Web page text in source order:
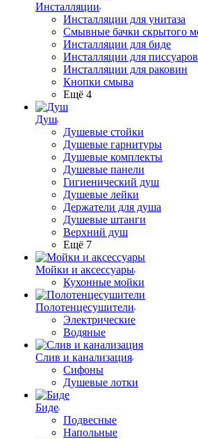
Инсталляции
Инсталляции для унитаза
Смывные бачки скрытого
Инсталляции для биде
Инсталляции для писсуаров
Инсталляции для раковин
Кнопки смыва
Ещё 4
Душ
Душевые стойки
Душевые гарнитуры
Душевые комплекты
Душевые панели
Гигиенический душ
Душевые лейки
Держатели для душа
Душевые штанги
Верхний душ
Ещё 7
Мойки и аксессуары
Кухонные мойки
Полотенцесушители
Электрические
Водяные
Слив и канализация
Сифоны
Душевые лотки
Биде
Подвесные
Напольные